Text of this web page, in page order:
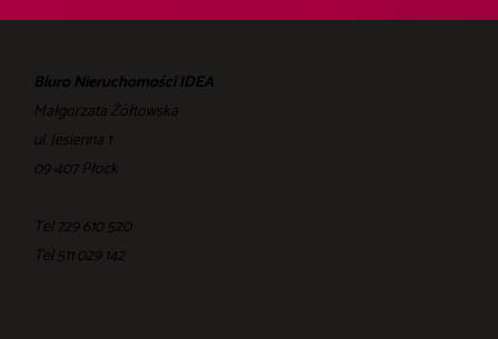
Biuro Nieruchomości IDEA
Małgorzata Żółtowska
ul. Jesienna 1
09-407 Płock
Tel 729 610 520
Tel ‎511 029 142